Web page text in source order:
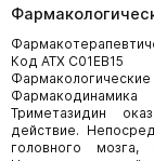
Код АТХ С01ЕВ15
Фармакологические
Фармакодинамика
Триметазидин
действие.
головного